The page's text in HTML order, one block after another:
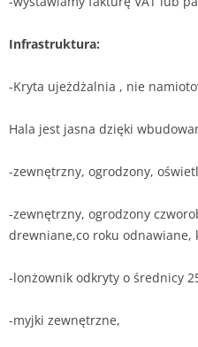
Infrastruktura:
-Kryta ujeżdżalnia , nie
Hala jest jasna dzięki
-zewnętrzny, ogrodzony,
-zewnętrzny, ogrodzony
drewniane,co roku odnawiane,
-lonżownik odkryty o średnicy
-myjki zewnętrzne,